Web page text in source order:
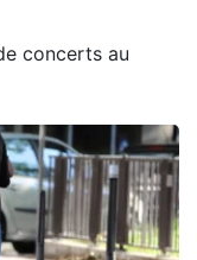
concerts au